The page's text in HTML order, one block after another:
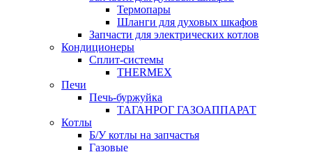
Термопары
Шланги для духовых шкафов
Запчасти для электрических котлов
Кондиционеры
Сплит-системы
THERMEX
Печи
Печь-буржуйка
ТАГАНРОГ ГАЗОАППАРАТ
Котлы
Б/У котлы на запчастья
Газовые